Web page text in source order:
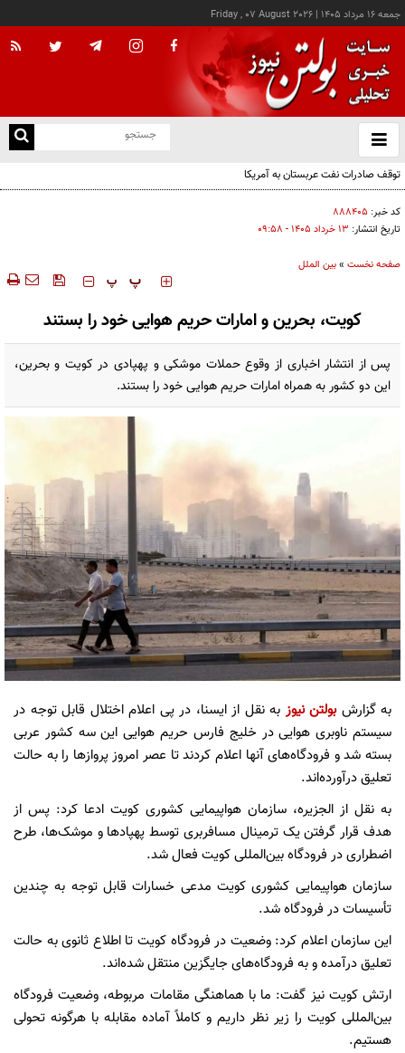
جمعه ۱۶ مرداد ۱۴۰۵ |
Friday , 07 August 2026
باز
و
توقف صادرات نفت عربستان به آمریکا
کد خبر: ۸۸۸۴۰۵
تاریخ انتشار: ۱۳ خرداد ۱۴۰۵ - ۰۹:۵۸
صفحه نخست »بین الملل
‍‍‍ پ پ
کویت، بحرین و امارات حریم هوایی خود را بستند
پس از انتشار اخباری از وقوع حملات موشکی و پهپادی در کویت و بحرین،
این دو کشور به همراه امارات حریم هوایی خود را بستند.
به گزارشبولتن نیوز به نقل از ایسنا، در پی اعلام اختلال قابل توجه در
سیستم‌ ناوبری هوایی در خلیج فارس حریم هوایی این سه کشور عربی
بسته شد و فرودگاه‌های آنها اعلام کردند تا عصر امروز پروازها را به حالت
تعلیق درآورده‌اند.
به نقل از الجزیره، سازمان هواپیمایی کشوری کویت ادعا کرد: پس از
هدف قرار گرفتن یک ترمینال مسافربری توسط پهپادها و موشک‌ها، طرح
اضطراری در فرودگاه بین‌المللی کویت فعال شد.
سازمان هواپیمایی کشوری کویت مدعی خسارات قابل توجه به چندین
تأسیسات در فرودگاه شد.
این سازمان اعلام کرد:‌ وضعیت در فرودگاه کویت تا اطلاع ثانوی به حالت
تعلیق درآمده و به فرودگاه‌های جایگزین منتقل شده‌اند.
ارتش کویت نیز گفت: ما با هماهنگی مقامات مربوطه، وضعیت فرودگاه
بین‌المللی کویت را زیر نظر داریم و کاملاً آماده مقابله با هرگونه تحولی
هستیم.